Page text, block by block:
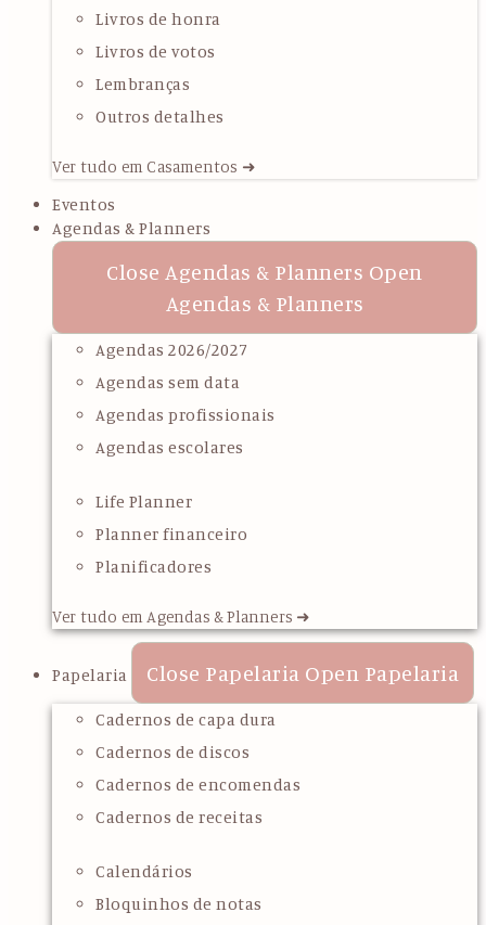
Livros de honra
Livros de votos
Lembranças
Outros detalhes
Ver tudo em Casamentos ➜
Eventos
Agendas & Planners
Close Agendas & Planners Open
Agendas & Planners
Agendas 2026/2027
Agendas sem data
Agendas profissionais
Agendas escolares
Life Planner
Planner financeiro
Planificadores
Ver tudo em Agendas & Planners ➜
Papelaria Close Papelaria Open Papelaria
Cadernos de capa dura
Cadernos de discos
Cadernos de encomendas
Cadernos de receitas
Calendários
Bloquinhos de notas